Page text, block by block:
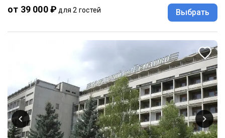
от 39 000 ₽ для 2 гостей Выбрать